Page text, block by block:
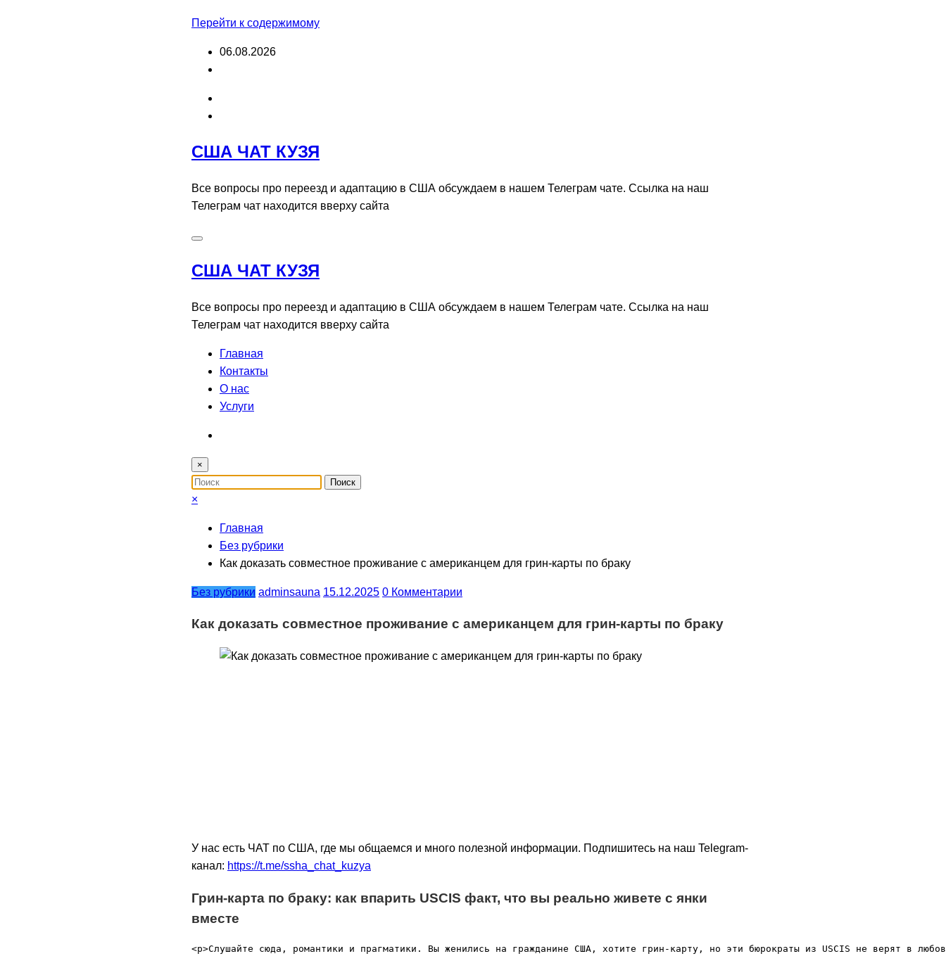
Перейти к содержимому
06.08.2026
США ЧАТ КУЗЯ
Все вопросы про переезд и адаптацию в США обсуждаем в нашем Телеграм чате. Ссылка на наш
Телеграм чат находится вверху сайта
США ЧАТ КУЗЯ
Все вопросы про переезд и адаптацию в США обсуждаем в нашем Телеграм чате. Ссылка на наш
Телеграм чат находится вверху сайта
Главная
Контакты
О нас
Услуги
×
×
Главная
Без рубрики
Как доказать совместное проживание с американцем для грин-карты по браку
Без рубрики adminsauna 15.12.2025 0 Комментарии
Как доказать совместное проживание с американцем для грин-карты по браку
У нас есть ЧАТ по США, где мы общаемся и много полезной информации. Подпишитесь на наш Telegram-
канал: https://t.me/ssha_chat_kuzya
Грин-карта по браку: как впарить USCIS факт, что вы реально живете с янки
вместе
<p>Слушайте сюда, романтики и прагматики. Вы женились на гражданине США, хотите грин-карту, но эти бюрократы из USCIS не верят в